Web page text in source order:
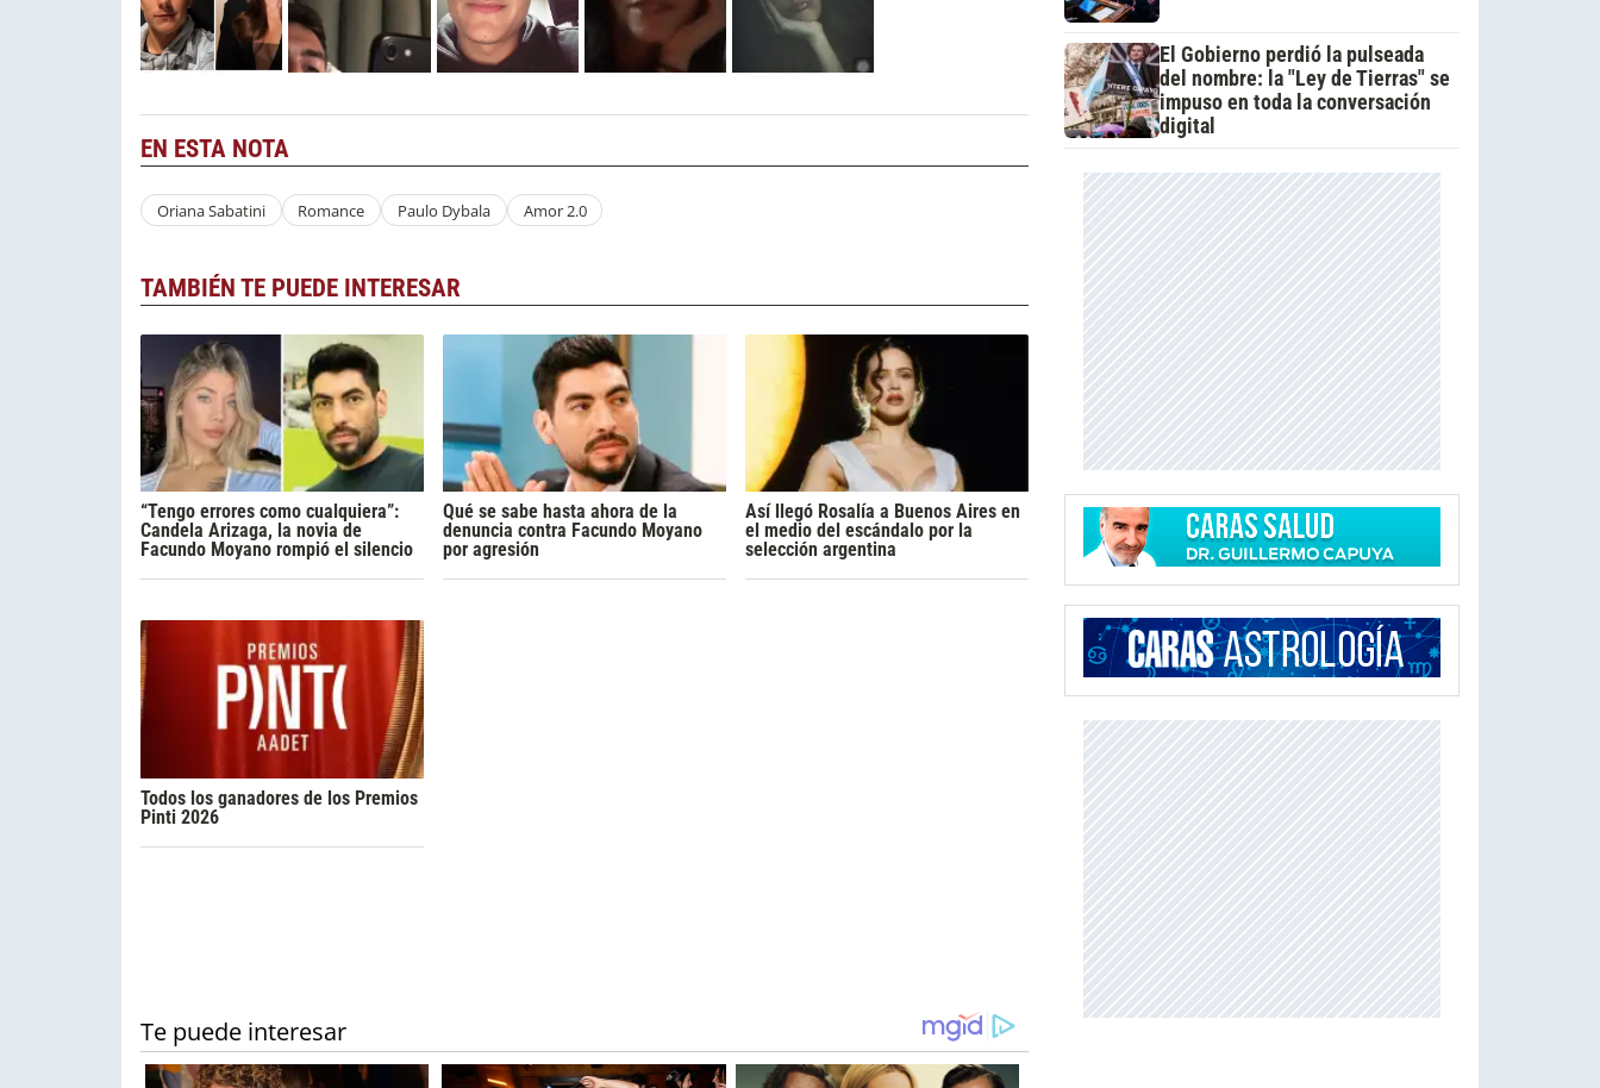
EN ESTA NOTA
Oriana Sabatini Romance Paulo Dybala Amor 2.0
TAMBIÉN TE PUEDE INTERESAR
“Tengo errores como cualquiera”:
Candela Arizaga, la novia de
Facundo Moyano rompió el silencio
Qué se sabe hasta ahora de la
denuncia contra Facundo Moyano
por agresión
Así llegó Rosalía a Buenos Aires en
el medio del escándalo por la
selección argentina
Todos los ganadores de los Premios
Pinti 2026
El Gobierno perdió la pulseada
del nombre: la "Ley de Tierras" se
impuso en toda la conversación
digital